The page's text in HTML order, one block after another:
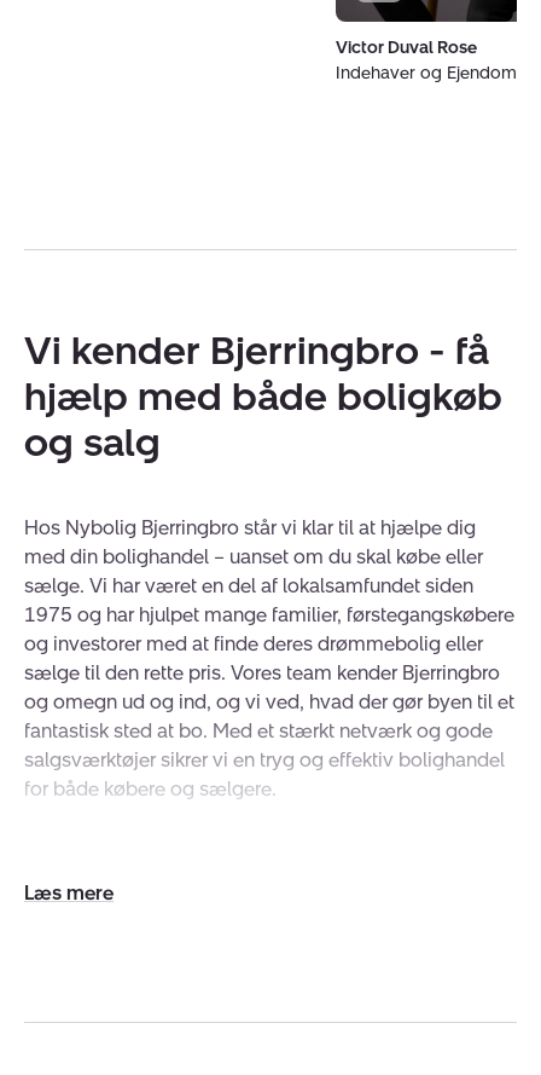
Victor Duval Rose
Indehaver og
Vi kender Bjerringbro - få
hjælp med både boligkøb
og salg
Hos Nybolig Bjerringbro står vi klar til at hjælpe dig
med din bolighandel – uanset om du skal købe eller
sælge. Vi har været en del af lokalsamfundet siden
1975 og har hjulpet mange familier, førstegangskøbere
og investorer med at finde deres drømmebolig eller
sælge til den rette pris. Vores team kender Bjerringbro
og omegn ud og ind, og vi ved, hvad der gør byen til et
fantastisk sted at bo. Med et stærkt netværk og gode
salgsværktøjer sikrer vi en tryg og effektiv bolighandel
for både købere og sælgere.
Overvejer du at sælge din bolig i Bjerringbro? Start med